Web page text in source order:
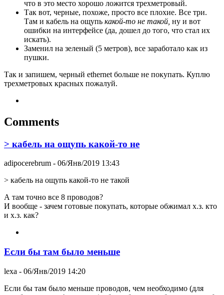
что в это место хорошо ложится трехметровый.
Так вот, черные, похоже, просто все плохие. Все три.
Там и кабель на ощупь какой-то не такой, ну и вот
ошибки на интерфейсе (да, дошел до того, что стал их
искать).
Заменил на зеленый (5 метров), все заработало как из
пушки.
Так и запишем, черный ethernet больше не покупать. Куплю
трехметровых красных пожалуй.
Comments
> кабель на ощупь какой-то не
adipocerebrum - 06/Янв/2019 13:43
> кабель на ощупь какой-то не такой
А там точно все 8 проводов?
И вообще - зачем готовые покупать, которые обжимал х.з. кто
и х.з. как?
Если бы там было меньше
lexa - 06/Янв/2019 14:20
Если бы там было меньше проводов, чем необходимо (для